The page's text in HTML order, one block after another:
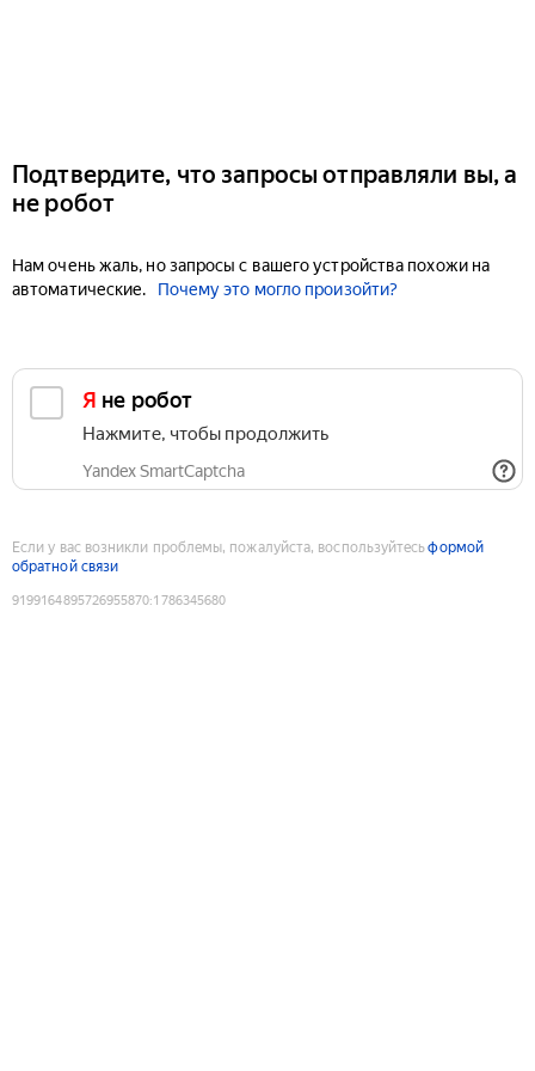
Подтвердите, что запросы отправляли вы, а
не робот
Нам очень жаль, но запросы с вашего устройства похожи на
автоматические.
Почему это могло произойти?
Я не робот
Нажмите, чтобы продолжить
Yandex SmartCaptcha
Если у вас возникли проблемы, пожалуйста, воспользуйтесьформой
обратной связи
9199164895726955870:1786345680